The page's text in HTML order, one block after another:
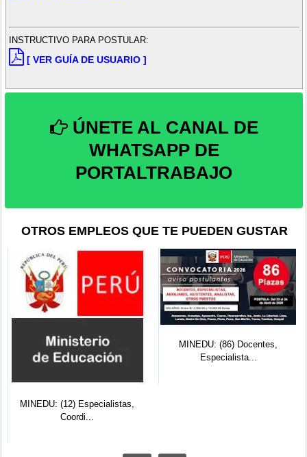
INSTRUCTIVO PARA POSTULAR:
[ VER GUÍA DE USUARIO ]
ÚNETE AL CANAL DE
WHATSAPP DE
PORTALTRABAJO
OTROS EMPLEOS QUE TE PUEDEN GUSTAR
MINEDU: (12) Especialistas,
Coordi...
MINEDU: (86) Docentes,
Especialista...